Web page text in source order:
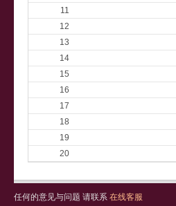
11
12
13
14
15
16
17
18
19
20
任何的意见与问题 请联系 在线客服